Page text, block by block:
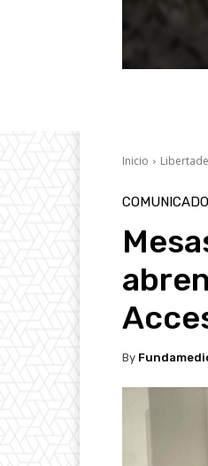
Inicio
By